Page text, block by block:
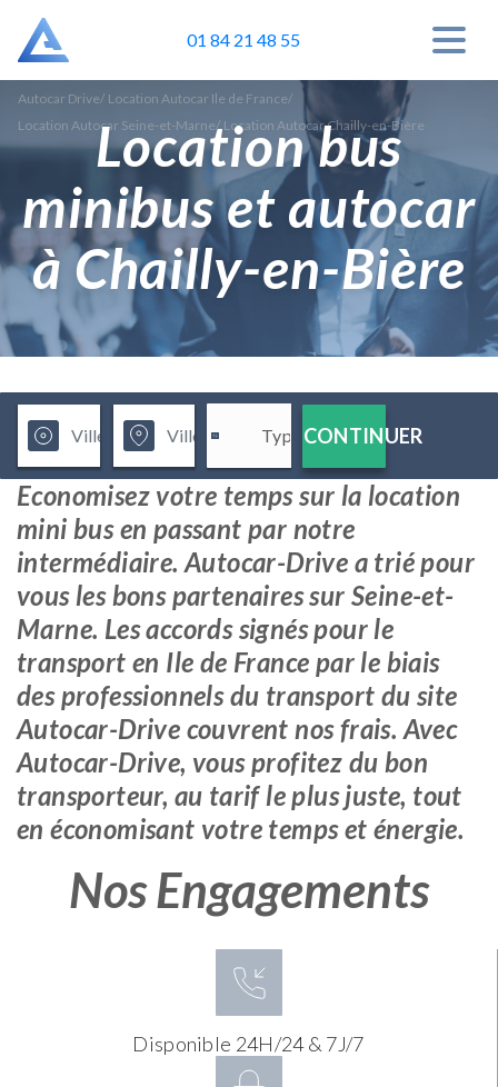
01 84 21 48 55
Autocar Drive/ Location Autocar Ile de France/
Location Autocar Seine-et-Marne/ Location Autocar Chailly-en-Bière
Location bus
minibus et autocar
à Chailly-en-Bière
CONTINUER
Economisez votre temps sur la location
mini bus en passant par notre
intermédiaire. Autocar-Drive a trié pour
vous les bons partenaires sur Seine-et-
Marne. Les accords signés pour le
transport en Ile de France par le biais
des professionnels du transport du site
Autocar-Drive couvrent nos frais. Avec
Autocar-Drive, vous profitez du bon
transporteur, au tarif le plus juste, tout
en économisant votre temps et énergie.
Nos Engagements
Disponible 24H/24 & 7J/7